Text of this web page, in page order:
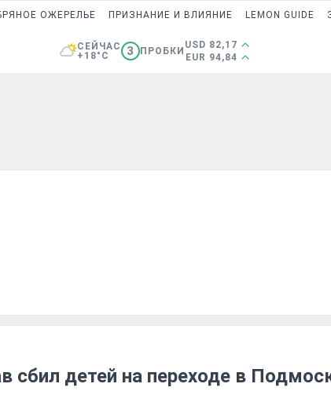
ОЖЕРЕЛЬЕ ПРИЗНАНИЕ И ВЛИЯНИЕ LEMON GUIDE
СЕЙЧАС
+18°C
3 ПРОБКИ
USD 82,17
EUR 94,84
сбил детей на переходе в